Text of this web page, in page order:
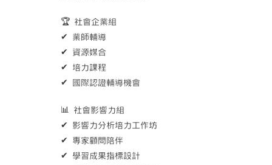
🏆 社會企業組
✔ 業師輔導
✔ 資源媒合
✔ 培力課程
✔ 國際認證輔導機會
📊 社會影響力組
✔ 影響力分析培力工作坊
✔ 專家顧問陪伴
✔ 學習成果指標設計